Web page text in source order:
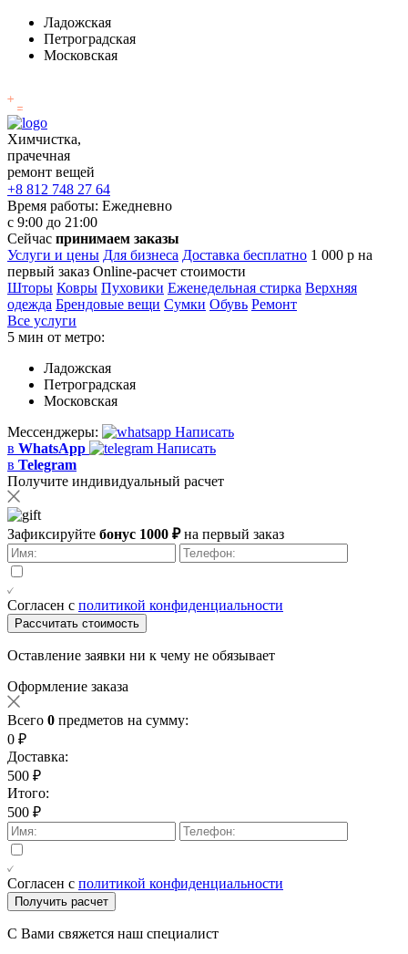
Ладожская
Петроградская
Московская
Химчистка,
прачечная
ремонт вещей
+8 812 748 27 64
Время работы: Ежедневно
с 9:00 до 21:00
Сейчас принимаем заказы
Услуги и цены Для бизнеса Доставка бесплатно 1 000 р на
первый заказ Online-расчет стоимости
Шторы Ковры Пуховики Еженедельная стирка Верхняя
одежда Брендовые вещи Сумки Обувь Ремонт
Все услуги
5 мин от метро:
Ладожская
Петроградская
Московская
Мессенджеры:
Написать
в WhatsApp
Написать
в Telegram
Получите индивидуальный расчет
Зафиксируйте бонус 1000 ₽на первый заказ
Согласен с политикой конфиденциальности
Рассчитать стоимость
Оставление заявки ни к чему не обязывает
Оформление заказа
Всего 0 предметов на сумму:
0 ₽
Доставка:
500 ₽
Итого:
500 ₽
Согласен с политикой конфиденциальности
Получить расчет
С Вами свяжется наш специалист